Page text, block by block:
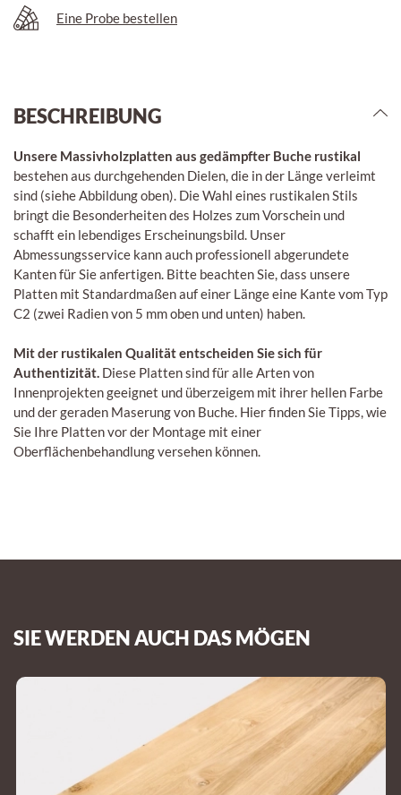
Eine Probe bestellen
BESCHREIBUNG
Unsere Massivholzplatten aus gedämpfter Buche rustikal
bestehen aus durchgehenden Dielen, die in der Länge verleimt
sind (siehe Abbildung oben). Die Wahl eines rustikalen Stils
bringt die Besonderheiten des Holzes zum Vorschein und
schafft ein lebendiges Erscheinungsbild. Unser
Abmessungsservice kann auch professionell abgerundete
Kanten für Sie anfertigen. Bitte beachten Sie, dass unsere
Platten mit Standardmaßen auf einer Länge eine Kante vom Typ
C2 (zwei Radien von 5 mm oben und unten) haben.
Mit der rustikalen Qualität entscheiden Sie sich für
Authentizität. Diese Platten sind für alle Arten von
Innenprojekten geeignet und überzeigem mit ihrer hellen Farbe
und der geraden Maserung von Buche. Hier finden Sie Tipps, wie
Sie Ihre Platten vor der Montage mit einer
Oberflächenbehandlung versehen können.
SIE WERDEN AUCH DAS MÖGEN